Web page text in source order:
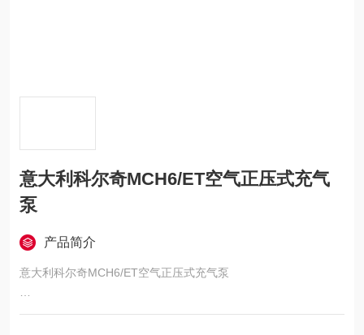
意大利科尔奇MCH6/ET空气正压式充气
泵
产品简介
意大利科尔奇MCH6/ET空气正压式充气泵
产地：意大利